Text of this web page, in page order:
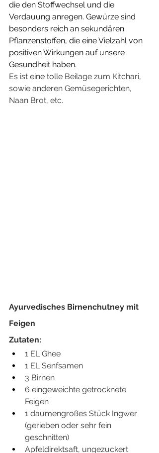
die den Stoffwechsel und die
Verdauung anregen. Gewürze sind
besonders reich an sekundären
Pflanzenstoffen, die eine Vielzahl von
positiven Wirkungen auf unsere
Gesundheit haben.
Es ist eine tolle Beilage zum Kitchari,
sowie anderen Gemüsegerichten,
Naan Brot, etc.
Ayurvedisches Birnenchutney mit
Feigen
Zutaten:
1 EL Ghee
1 EL Senfsamen
3 Birnen
6 eingeweichte getrocknete
Feigen
1 daumengroßes Stück Ingwer
(gerieben oder sehr fein
geschnitten)
Apfeldirektsaft, ungezuckert